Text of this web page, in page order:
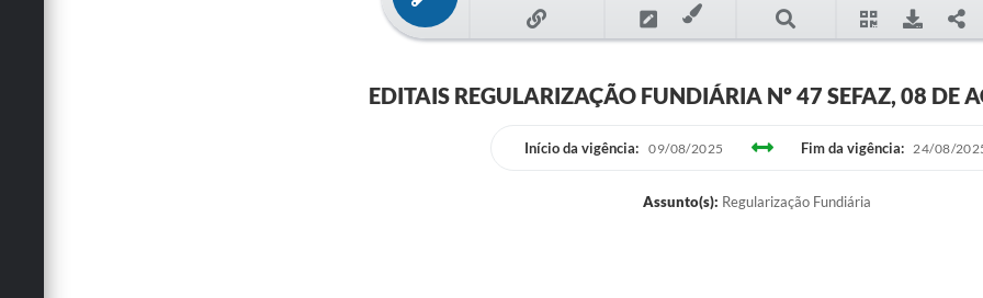
EDITAIS REGULARIZAÇÃO FUNDIÁRIA Nº 47 SEFAZ, 08 DE
Início da vigência: 09/08/2025 Fim da vigência: 24/08/
Assunto(s): Regularização Fundiária